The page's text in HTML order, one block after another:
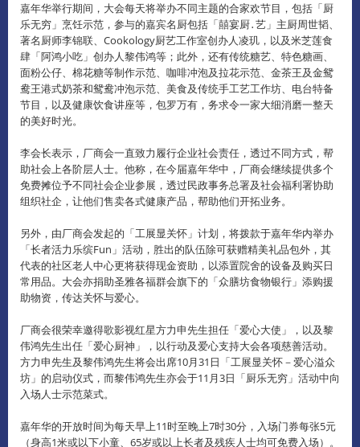
嘉年华举行期间，大会每天将举办不同主题的合家欢节目，包括「厨
乐无穷」烹饪示范，参与的嘉宾名厨包括「囍宴厨․艺」主厨周世韬、
著名厨师李锦联、Cookology厨艺工作室创办人凌玑，以及米芝莲食
肆「阿鸿小吃」创办人黎伟鸿等；此外，还有传统糖艺、特色糖画、
面粉公仔、棉花糖等制作示范、咖啡冲泡及拉花示范、金茶王及金鸳
鸯王港式奶茶和鸳鸯冲泡示范、美食及传统手工艺工作坊、电台特备
节目，以及健康饮食讲座等，包罗万有，务求令一家大细消磨一整天
的美好时光。
李会长表示，厂商会一直致力履行企业社会责任，透过不同方式，帮
助社会上各阶层人士。 他称，在今届嘉年华中，厂商会继续提供多个
免费摊位予不同社会企业参展，透过民政事务总署及社会福利署协助
组织社企，让他们售卖各式健康产品，帮助他们开拓业务。
另外，由厂商会发起的「工展显关怀」计划，将拨款于嘉年华内举办
「长者活力乐缤Fun」活动，胜出的队伍除可获赠精美礼品包外，其
代表的社区老人中心更将获得现金资助，以添置院舍的设备及购买日
常用品。 大会亦捐助圣雅各福群会旗下的「众膳坊食物银行」添购援
助物资，传达关怀与爱心。
厂商会很荣幸邀得歌影视红星方力申先生担任「爱心大使」，以及黎
伟鸿先生出任「爱心厨神」，以行动及爱心支持大会各项慈善活动。
方力申先生及黎伟鸿先生将会出席10月31日「工展显关怀－爱心溢众
坊」的启动仪式，而黎伟鸿先生亦会于11月3日「厨乐无穷」活动中向
入场人士示范菜式。
嘉年华的开放时间为每天早上11时至晚上7时30分，入场门券每张5元
（身高1米或以下小童、65岁或以上长者及残疾人士均可免费入场）。